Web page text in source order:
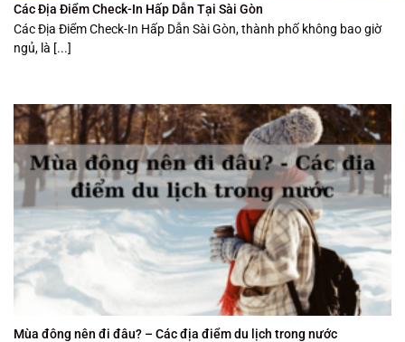
Các Địa Điểm Check-In Hấp Dẫn Tại Sài Gòn
Các Địa Điểm Check-In Hấp Dẫn Sài Gòn, thành phố không bao giờ
ngủ, là [...]
Mùa đông nên đi đâu? – Các địa điểm du lịch trong nước